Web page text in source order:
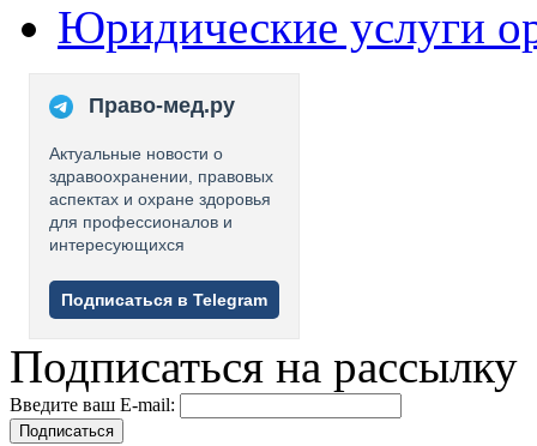
Юридические услуги
Право-мед.ру
Актуальные новости о
здравоохранении, правовых
аспектах и охране здоровья
для профессионалов и
интересующихся
Подписаться в Telegram
Подписаться на рассылку
Введите ваш E-mail:
Подписаться